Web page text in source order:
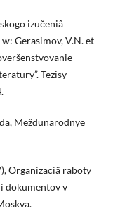
izučeniâ
Gerasimov, V.N. et
Tezisy
Meždunarodnye
Organizaciâ raboty
dokumentov v